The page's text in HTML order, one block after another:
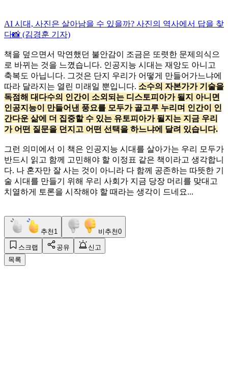
AI 시대, 사진은 살아남을 수 있을까? 사진의 역사에서 답을 찾
다📸 (김경훈 기자)
책을 덮으면서 막연했던 불안감이 조금은 또렷한 문제의식으
로 바뀌는 것을 느꼈습니다. 인공지능 시대는 재앙도 아니고
축복도 아닙니다. 그것은 단지 우리가 어떻게 만들어가느냐에
따라 달라지는 열린 미래일 뿐입니다. 소수의 자본가가 기술을
독점해 대다수의 인간이 소외되는 디스토피아가 될지 아니면
인공지능이 만들어낸 풍요를 모두가 골고루 누리며 인간이 인
간다운 삶에 더 집중할 수 있는 유토피아가 될지는 지금 우리
가 어떤 질문을 던지고 어떤 선택을 하느냐에 달려 있습니다.
그런 의미에서 이 책은 인공지능 시대를 살아가는 우리 모두가
반드시 읽고 함께 고민해야 할 이정표 같은 책이라고 생각합니
다. 나 혼자만 잘 사는 것이 아니라 다 함께 공존하는 따뜻한 기
술 시대를 만들기 위해 우리 사회가 지금 당장 머리를 맞대고
치열하게 토론을 시작해야 할 때라는 생각이 드네요...
추천 1 비추천0
스크랩 공유
신고
목록